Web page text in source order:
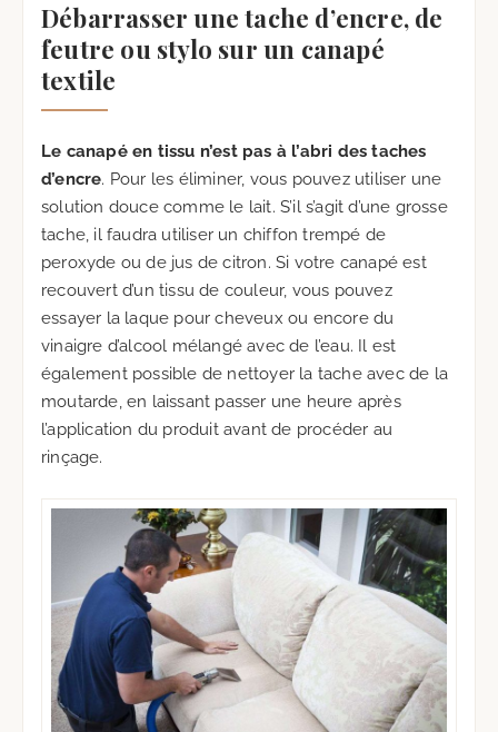
Débarrasser une tache d’encre, de
feutre ou stylo sur un canapé
textile
Le canapé en tissu n’est pas à l’abri des taches
d’encre. Pour les éliminer, vous pouvez utiliser une
solution douce comme le lait. S’il s’agit d’une grosse
tache, il faudra utiliser un chiffon trempé de
peroxyde ou de jus de citron. Si votre canapé est
recouvert d’un tissu de couleur, vous pouvez
essayer la laque pour cheveux ou encore du
vinaigre d’alcool mélangé avec de l’eau. Il est
également possible de nettoyer la tache avec de la
moutarde, en laissant passer une heure après
l’application du produit avant de procéder au
rinçage.